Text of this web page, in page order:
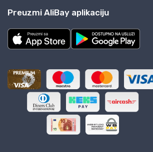
Preuzmi AliBay aplikaciju